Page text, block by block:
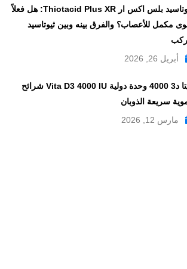
ثيوتاسيد بلس اكس ار Thiotacid Plus XR: هل فعلاً
مكمل للأعصاب؟ والفرق بينه وبين ثيوتاسيد
أبريل 26, 2026
فيتا د3 4000 وحدة دولية Vita D3 4000 IU شرائح
سريعة الذوبان
مارس 12, 2026